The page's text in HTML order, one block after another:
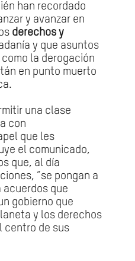
han recordado
y avanzar en
derechos y
y que asuntos
la derogación
en punto muerto
una clase
con
que les
el comunicado,
que, al día
“se pongan a
que
gobierno que
y los derechos
centro de sus